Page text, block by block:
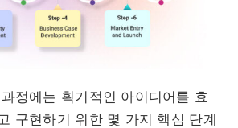
정에는 획기적인 아이디어를 효
구현하기 위한 몇 가지 핵심 단계